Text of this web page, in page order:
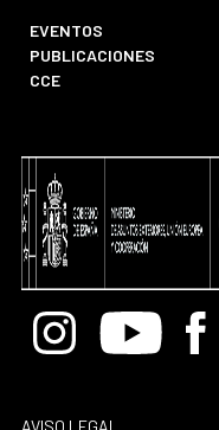
EVENTOS
PUBLICACIONES
CCE
InstagramYoutube